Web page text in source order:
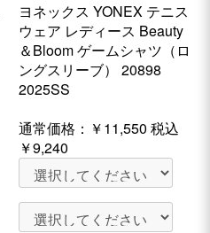
ヨネックス YONEX テニス
ウェア レディース Beauty
＆Bloom ゲームシャツ（ロ
ングスリーブ） 20898
2025SS
通常価格： ￥11,550 税込
￥9,240